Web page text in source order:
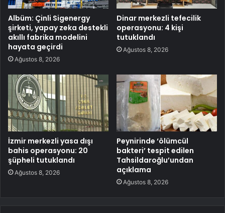
Albüm: Çinli Sigenergy
şirketi, yapay zeka destekli
akıllı fabrika modelini
hayata geçirdi
Ağustos 8, 2026
Dinar merkezli tefecilik
operasyonu: 4 kişi
tutuklandı
Ağustos 8, 2026
İzmir merkezli yasa dışı
bahis operasyonu: 20
şüpheli tutuklandı
Ağustos 8, 2026
Peynirinde ‘ölümcül
bakteri’ tespit edilen
Tahsildaroğlu’undan
açıklama
Ağustos 8, 2026